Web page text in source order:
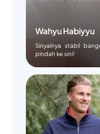
Wahyu Habiyyu
Sinyalnya stabil
pindah ke sini!